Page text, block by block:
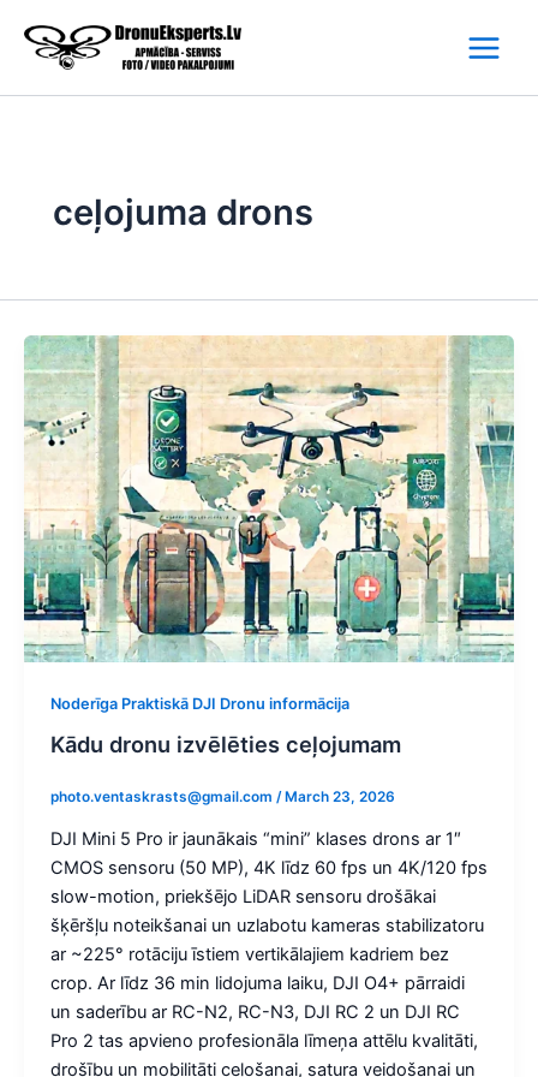
content
ceļojuma drons
Noderīga Praktiskā DJI Dronu informācija
Kādu dronu izvēlēties ceļojumam
photo.ventaskrasts@gmail.com / March 23, 2026
DJI Mini 5 Pro ir jaunākais “mini” klases drons ar 1″
CMOS sensoru (50 MP), 4K līdz 60 fps un 4K/120 fps
slow-motion, priekšējo LiDAR sensoru drošākai
šķēršļu noteikšanai un uzlabotu kameras stabilizatoru
ar ~225° rotāciju īstiem vertikālajiem kadriem bez
crop. Ar līdz 36 min lidojuma laiku, DJI O4+ pārraidi
un saderību ar RC-N2, RC-N3, DJI RC 2 un DJI RC
Pro 2 tas apvieno profesionāla līmeņa attēlu kvalitāti,
drošību un mobilitāti ceļošanai, satura veidošanai un